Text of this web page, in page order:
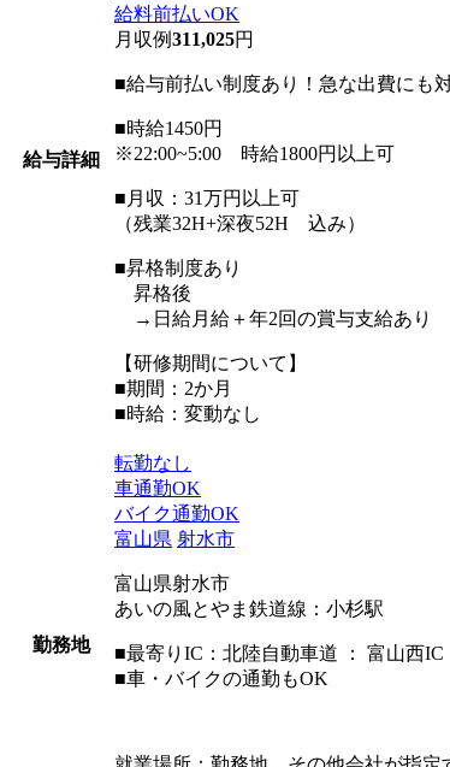
給与詳細
給料前払いOK
月収例311,025円
■給与前払い制度あり！急な出費にも
■時給1450円
※22:00~5:00 時給1800円以上可
■月収：31万円以上可
（残業32H+深夜52H 込み）
■昇格制度あり
昇格後
→日給月給＋年2回の賞与支給あり
【研修期間について】
■期間：2か月
■時給：変動なし
勤務地
転勤なし
車通勤OK
バイク通勤OK
富山県 射水市
富山県射水市
あいの風とやま鉄道線：小杉駅
■最寄りIC：北陸自動車道 ： 富山西IC
■車・バイクの通勤もOK